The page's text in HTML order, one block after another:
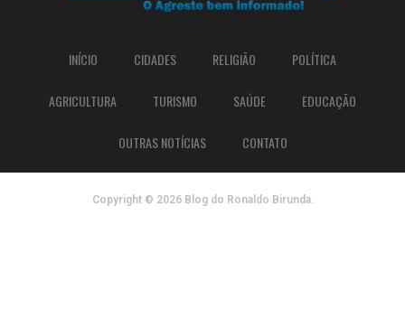
INÍCIO CIDADES RELIGIÃO POLÍTICA
AGRICULTURA TURISMO SAÚDE EDUCAÇÃO
OUTRAS NOTÍCIAS CONTATO
Copyright © 2026 Blog do Ronaldo Birunda.